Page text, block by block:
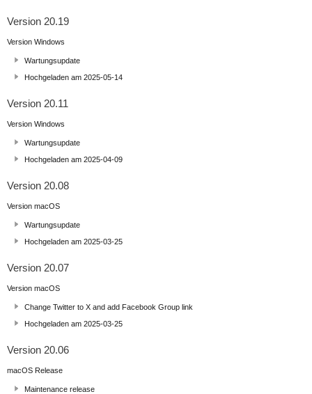
Version 20.19
Version Windows
Wartungsupdate
Hochgeladen am 2025-05-14
Version 20.11
Version Windows
Wartungsupdate
Hochgeladen am 2025-04-09
Version 20.08
Version macOS
Wartungsupdate
Hochgeladen am 2025-03-25
Version 20.07
Version macOS
Change Twitter to X and add Facebook Group link
Hochgeladen am 2025-03-25
Version 20.06
macOS Release
Maintenance release